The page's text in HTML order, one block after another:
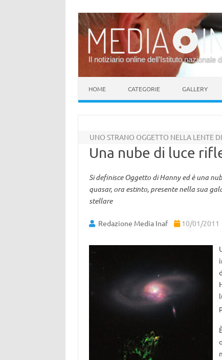
Il notiziario online dell’Istituto nazionale
HOME CATEGORIE GALLERY
UNO STRANO OGGETTO NELLA LENTE
Una nube di luce
Si definisce Oggetto di Hanny ed è una
quasar, ora estinto, presente nella sua
stellare
Redazione Media Inaf 10/01/2011